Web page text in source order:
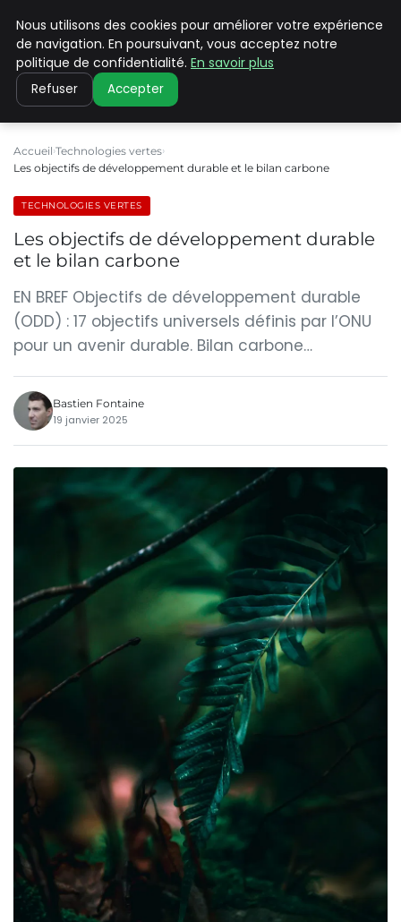
CLIMATE C ADVANCED
Accueil Technologies vertes
Les objectifs de développement durable et le bilan carbone
TECHNOLOGIES VERTES
Les objectifs de développement durable
et le bilan carbone
EN BREF Objectifs de développement durable
(ODD) : 17 objectifs universels définis par l’ONU
pour un avenir durable. Bilan carbone…
Bastien Fontaine
19 janvier 2025
Nous utilisons des cookies pour améliorer votre expérience
de navigation. En poursuivant, vous acceptez notre
politique de confidentialité. En savoir plus
Refuser Accepter